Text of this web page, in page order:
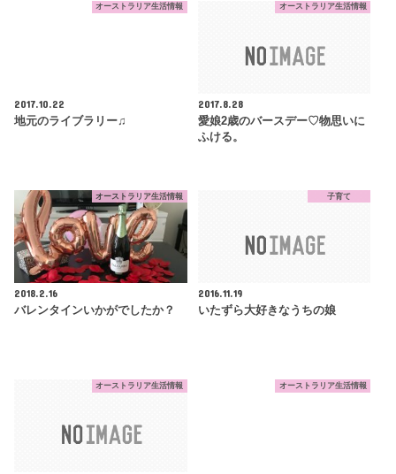
オーストラリア生活情報
2017.10.22
地元のライブラリー♫
オーストラリア生活情報
2017.8.28
愛娘2歳のバースデー♡物思いに
ふける。
オーストラリア生活情報
2018.2.16
バレンタインいかがでしたか？
子育て
2016.11.19
いたずら大好きなうちの娘
オーストラリア生活情報 オーストラリア生活情報